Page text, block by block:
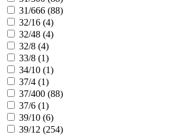
31/666 (88)
32/16 (4)
32/48 (4)
32/8 (4)
33/8 (1)
34/10 (1)
37/4 (1)
37/400 (88)
37/6 (1)
39/10 (6)
39/12 (254)